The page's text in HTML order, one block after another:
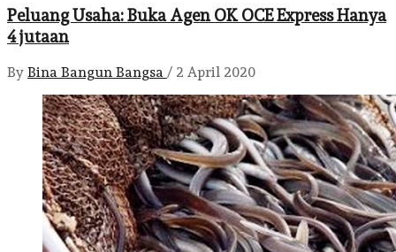
Peluang Usaha: Buka Agen OK OCE Express Hanya
4 jutaan
By Bina Bangun Bangsa / 2 April 2020